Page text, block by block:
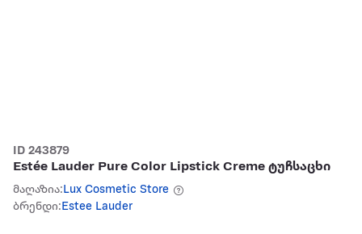
ID 243879
Estée Lauder Pure Color Lipstick Creme ტუჩსაცხი
მაღაზია:Lux Cosmetic Store
ბრენდი:Estee Lauder